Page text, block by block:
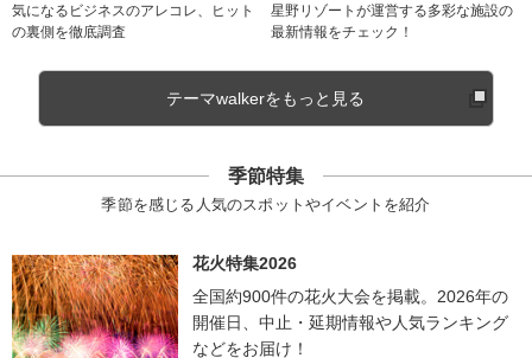
気になるビジネスのアレコレ、ヒット
の裏側を徹底調査
星野リゾートが運営する多彩な施設の
最新情報をチェック！
テーマwalkerをもっと見る
季節特集
季節を感じる人気のスポットやイベントを紹介
花火特集2026
全国約900件の花火大会を掲載。2026年の
開催日、中止・延期情報や人気ランキング
などをお届け！